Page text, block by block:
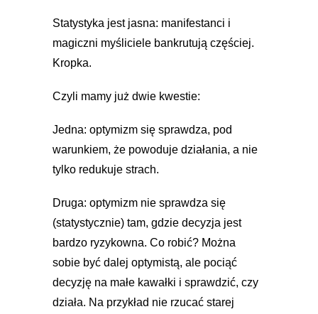
Statystyka jest jasna: manifestanci i
magiczni myśliciele bankrutują częściej.
Kropka.
Czyli mamy już dwie kwestie:
Jedna: optymizm się sprawdza, pod
warunkiem, że powoduje działania, a nie
tylko redukuje strach.
Druga: optymizm nie sprawdza się
(statystycznie) tam, gdzie decyzja jest
bardzo ryzykowna. Co robić? Można
sobie być dalej optymistą, ale pociąć
decyzję na małe kawałki i sprawdzić, czy
działa. Na przykład nie rzucać starej